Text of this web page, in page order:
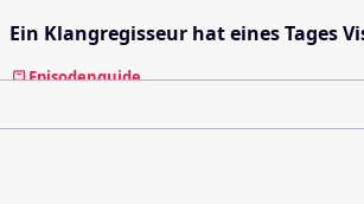
Ein Klangregisseur hat eines Tages
Episodenguide